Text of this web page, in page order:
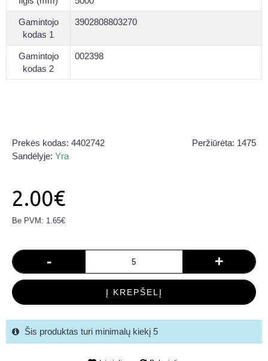
Gamintojo
kodas 1
3902808803270
Gamintojo
kodas 2
002398
Peržiūrėta: 1475
Prekės kodas: 4402742
Sandėlyje: Yra
2.00€
Be PVM: 1.65€
- +
Į KREPŠELĮ
Šis produktas turi minimalų kiekį 5